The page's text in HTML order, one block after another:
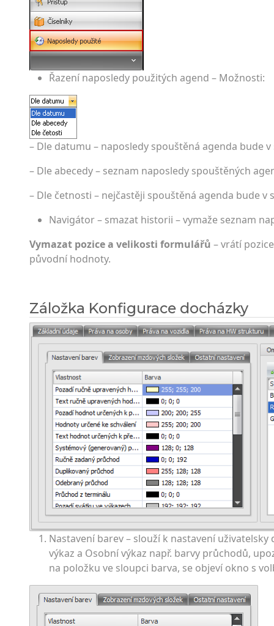
Řazení naposledy použitých agend – Možnosti:
– Dle datumu – naposledy spouštěná agenda bude
– Dle abecedy – seznam naposledy spouštěných
– Dle četnosti – nejčastěji spouštěná agenda bude v
Navigátor – smazat historii – vymaže seznam
Vymazat pozice a velikosti formulářů – vrátí
původní hodnoty.
Záložka Konfigurace docházky
Nastavení barev – slouží k nastavení
výkaz a Osobní výkaz např. barvy průchodů,
na položku ve sloupci barva, se objeví okno s